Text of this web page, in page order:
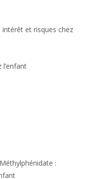
intérêt et risques chez
: